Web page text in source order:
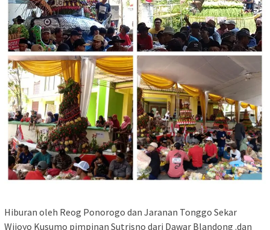
Hiburan oleh Reog Ponorogo dan Jaranan Tonggo Sekar
Wijoyo Kusumo pimpinan Sutrisno dari Dawar Blandong .dan